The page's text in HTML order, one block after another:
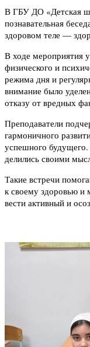
В ГБУ ДО «Детская
познавательная
здоровом теле —
В ходе мероприятия
физического и
режима дня и
внимание было
отказу от вредных
Преподаватели
гармоничного
успешного будущего.
делились своими
Такие встречи
к своему здоровью и
вести активный и